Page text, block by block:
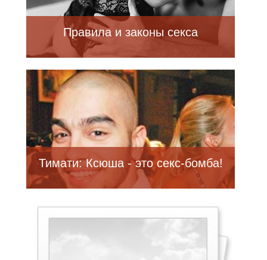
Правила и законы секса
Тимати: Ксюша - это секс-бомба!